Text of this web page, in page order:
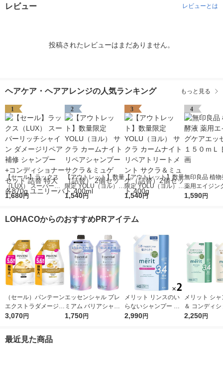
レビュー レビューとは
投稿されたレビューはまだありません。
ヘアケア・ヘアアレンジの人気ランキング もっと見る
1
【セール】ラックス
（LUX） スーパーリ
ッチシャイン ダメー
ー セット 詰替 特大 各
1,680円
2
【アウトレット】数量
限定 YOLU（ヨル）
サクラ カームナイト
2個セット 400ml
1,540円
3
【アウトレット】数量
限定 YOLU（ヨル）
サクラ カームナイト
替）2個セット 400g
1,540円
4
無印良品 植物
薬用エイジン
ッセンス １
1,590円
LOHACOからのおすすめPRアイテム
（セール）パンテーン
エクストラダメージリ
ペア シャンプー + コ
G
3,070円
エッセンシャル プレ
ミアム バリアシャン
プー + コンディショ
1,750円
メリット リンスのい
らないシャンプー 詰
め替え 超特大 1080ml
2,990円
メリット シ
＆ コンディ
詰め替え 超
2,250円
最近見た商品